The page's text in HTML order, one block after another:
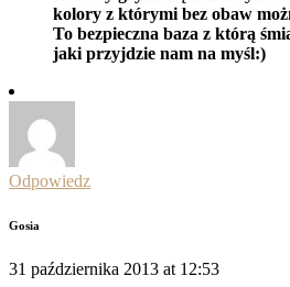
kolory z którymi bez obaw
To bezpieczna baza z którą
jaki przyjdzie nam na myśl:)
Odpowiedz
Gosia
31 października 2013 at 12:53